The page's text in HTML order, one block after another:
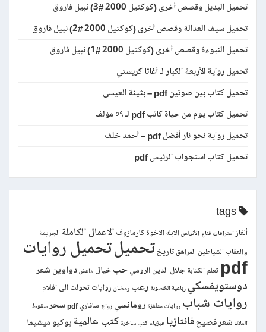
تحميل البديل وقصص أخرى (كوكتيل 2000 #3) نبيل فاروق
تحميل سيف العدالة وقصص أخرى (كوكتيل 2000 #2) نبيل فاروق
تحميل النبوءة وقصص أخرى (كوكتيل 2000 #1) نبيل فاروق
تحميل رواية الأربعة الكبار لـ أغاثا كريستي
تحميل كتاب بين صوتين pdf – بثينة العيسى
تحميل كتاب يوم من حياة كاتب pdf لـ ٥٩ مؤلف
تحميل رواية نحو نار أفضل pdf – أحمد خلف
تحميل كتاب استجواب الرئيس pdf
ألغاز اعترافات قناع الأندلس الابلهالاخوة كارمازوف الاعمال الكاملة الجريمة
والعقاب الشياطين المراهق تاريختحميلتحميل روايات
pdf تعلم الكتابة جلال الدين الرومي حب خيال داعش دواوين شعر
دوستويفسكي رباعية الخصوبة رعب رمضان روايات تحولت الى افلام
روايات شباب روايات متلفزة رومانسي زواج سافاري pdf سحر سقوط
الملاك شعر فصيحفانتازيا فيزياء كتب ساخرة كتب عالمية يوكيو ميشيما